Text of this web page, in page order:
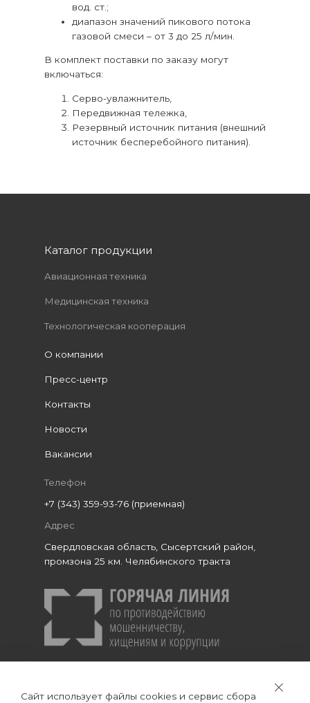
вод. ст.;
диапазон значений пикового потока
газовой смеси – от 3 до 25 л/мин.
В комплект поставки по заказу могут
включаться:
Серво-увлажнитель,
Передвижная тележка,
Резервный источник питания (внешний
источник бесперебойного питания).
Каталог продукции
Авиационная техника
Медицинская техника
Технологическая кооперация
О компании
Пресс-центр
Контакты
Новости
Вакансии
Телефон
+7 (343) 359-93-76 (приемная)
Адрес
Свердловская область, Сысертский район,
промзона 25 км. Челябинского тракта
Сайт использует файлы cookies и сервис сбора